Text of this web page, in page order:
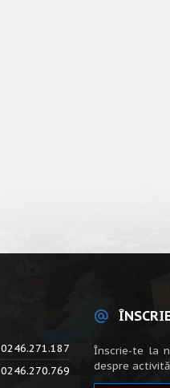
0246.271.187
0246.270.769
Înscrie-te la
despre